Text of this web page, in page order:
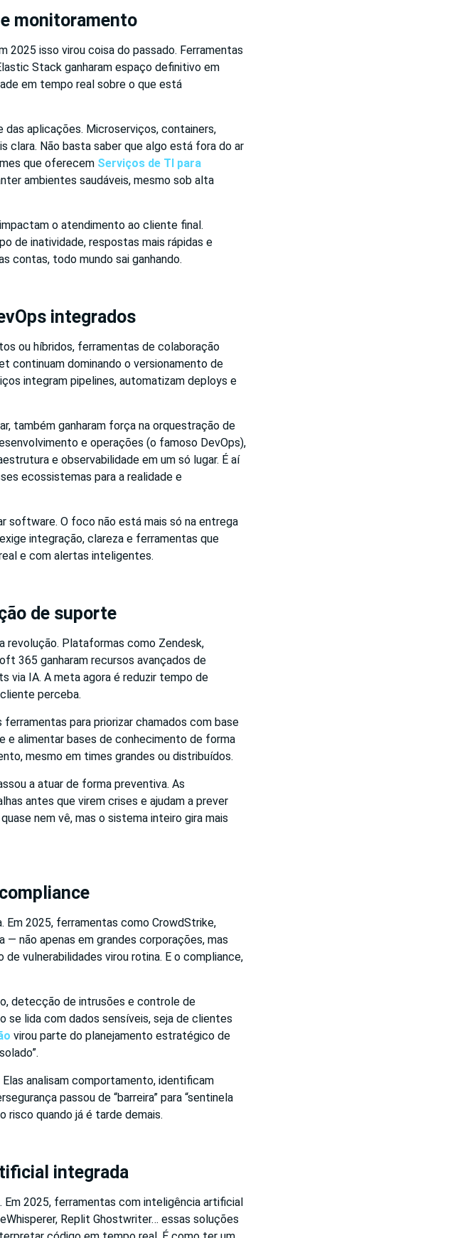
monitoramento
2025 isso virou coisa do passado. Ferramentas
Stack ganharam espaço definitivo em
em tempo real sobre o que está
aplicações. Microserviços, containers,
clara. Não basta saber que algo está fora do ar
que oferecem Serviços de TI para
ambientes saudáveis, mesmo sob alta
o atendimento ao cliente final.
de inatividade, respostas mais rápidas e
contas, todo mundo sai ganhando.
integrados
ou híbridos, ferramentas de colaboração
continuam dominando o versionamento de
integram pipelines, automatizam deploys e
também ganharam força na orquestração de
e operações (o famoso DevOps),
e observabilidade em um só lugar. É aí
ecossistemas para a realidade e
software. O foco não está mais só na entrega
integração, clareza e ferramentas que
e com alertas inteligentes.
de suporte
revolução. Plataformas como Zendesk,
365 ganharam recursos avançados de
via IA. A meta agora é reduzir tempo de
perceba.
ferramentas para priorizar chamados com base
alimentar bases de conhecimento de forma
mesmo em times grandes ou distribuídos.
a atuar de forma preventiva. As
antes que virem crises e ajudam a prever
nem vê, mas o sistema inteiro gira mais
Em 2025, ferramentas como CrowdStrike,
não apenas em grandes corporações, mas
vulnerabilidades virou rotina. E o compliance,
detecção de intrusões e controle de
se lida com dados sensíveis, seja de clientes
virou parte do planejamento estratégico de
analisam comportamento, identificam
passou de “barreira” para “sentinela
risco quando já é tarde demais.
integrada
2025, ferramentas com inteligência artificial
Replit Ghostwriter… essas soluções